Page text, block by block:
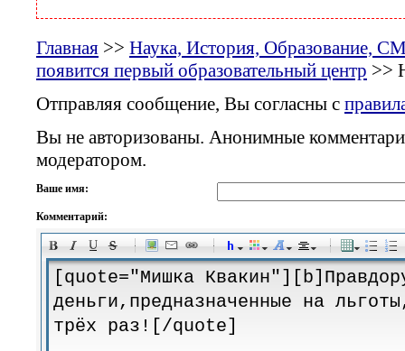
Главная >> Наука, История, Образование,
появится первый образовательный центр >>
Отправляя сообщение, Вы согласны с
Вы не авторизованы. Анонимные
модератором.
Ваше имя:
Комментарий:
-
-
-
-
-
-
-
-
-
-
-
-
-
-
-